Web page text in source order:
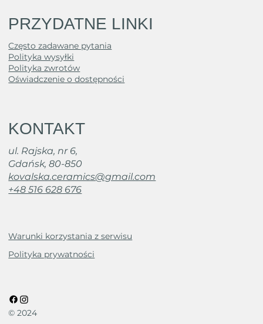
PRZYDATNE LINKI
Często zadawane pytania
Polityka wysyłki
Polityka zwrotów
Oświadczenie o dostępności
KONTAKT
ul. Rajska, nr 6,
Gdańsk, 80-850
kovalska.ceramics@gmail.com
+48 516 628 676
Warunki korzystania z serwisu
Polityka prywatności
© 2024